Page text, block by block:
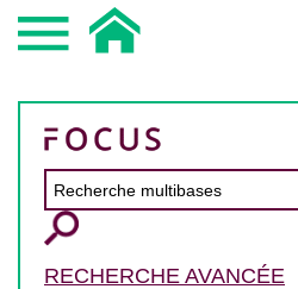
RECHERCHE AVANCÉE